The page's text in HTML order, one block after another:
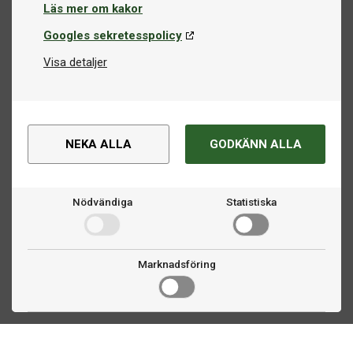
Läs mer om kakor
Googles sekretesspolicy
Visa detaljer
NEKA ALLA GODKÄNN ALLA
Nödvändiga Statistiska
Marknadsföring